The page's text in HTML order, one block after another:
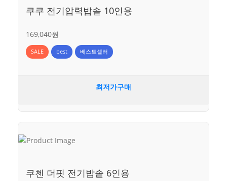
쿠쿠 전기압력밥솥 10인용
169,040원
SALE best 베스트셀러
최저가구매
쿠첸 더핏 전기밥솥 6인용